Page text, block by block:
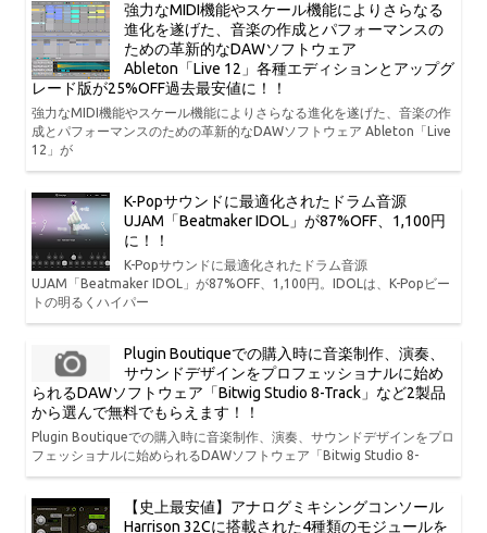
強力なMIDI機能やスケール機能によりさらなる
進化を遂げた、音楽の作成とパフォーマンスの
ための革新的なDAWソフトウェア
Ableton「Live 12」各種エディションとアップグ
レード版が25%OFF過去最安値に！！
強力なMIDI機能やスケール機能によりさらなる進化を遂げた、音楽の作
成とパフォーマンスのための革新的なDAWソフトウェア Ableton「Live
12」が
K-Popサウンドに最適化されたドラム音源
UJAM「Beatmaker IDOL」が87%OFF、1,100円
に！！
K-Popサウンドに最適化されたドラム音源
UJAM「Beatmaker IDOL」が87%OFF、1,100円。IDOLは、K-Popビー
トの明るくハイパー
Plugin Boutiqueでの購入時に音楽制作、演奏、
サウンドデザインをプロフェッショナルに始め
られるDAWソフトウェア「Bitwig Studio 8-Track」など2製品
から選んで無料でもらえます！！
Plugin Boutiqueでの購入時に音楽制作、演奏、サウンドデザインをプロ
フェッショナルに始められるDAWソフトウェア「Bitwig Studio 8-
【史上最安値】アナログミキシングコンソール
Harrison 32Cに搭載された4種類のモジュールを